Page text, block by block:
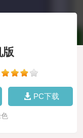
版
PC下载